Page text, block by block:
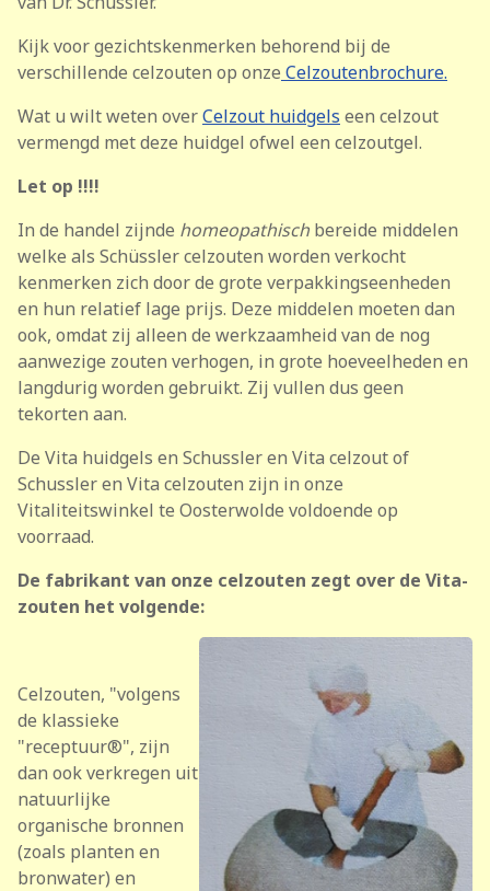
Kijk voor gezichtskenmerken behorend bij de
verschillende celzouten op onze Celzoutenbrochure.
Wat u wilt weten overCelzout huidgels een celzout
vermengd met deze huidgel ofwel een celzoutgel.
Let op !!!!
In de handel zijnde homeopathisch bereide middelen
welke als Schüssler celzouten worden verkocht
kenmerken zich door de grote verpakkingseenheden
en hun relatief lage prijs. Deze middelen moeten dan
ook, omdat zij alleen de werkzaamheid van de nog
aanwezige zouten verhogen, in grote hoeveelheden en
langdurig worden gebruikt. Zij vullen dus geen
tekorten aan.
De Vita huidgels en Schussler en Vita celzout of
Schussler en Vita celzouten zijn in onze
Vitaliteitswinkel te Oosterwolde voldoende op
voorraad.
De fabrikant van onze celzouten zegt over de Vita-
zouten het volgende:
Celzouten, "volgens
de klassieke
"receptuur®", zijn
dan ook verkregen uit
natuurlijke
organische bronnen
(zoals planten en
bronwater) en